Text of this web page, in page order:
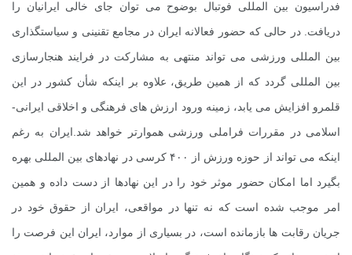
فدراسیون بین المللی فوتبال بوضوح می توان جای خالی ایرانیان را
دریافت. در حالی که حضور فعالانه ایران در مجامع تقنینی و سیاستگذاری
بین المللی ورزشی می تواند منتهی به مشارکت در فرایند هنجارسازی
بین المللی گردد که از همین طریق، علاوه بر اینکه شأن کشور در این
قلمرو افزایش می یابد، زمینه ورود ارزش های فرهنگی و اخلاقی ایرانی-
اسلامی در مقررات فراملی ورزشی هموارتر خواهد شد.ایران به رغم
اینکه می تواند از حوزه ورزش از ۴۰۰ کرسی در نهادهای بین المللی بهره
بگیرد اما امکان حضور موثر خود را در این نهادها از دست داده و همین
امر موجب شده است که نه تنها در مواقعی، ایران از حقوق خود در
جریان رقابت ها بازمانده است، در بسیاری از موارد، ایران این فرصت را